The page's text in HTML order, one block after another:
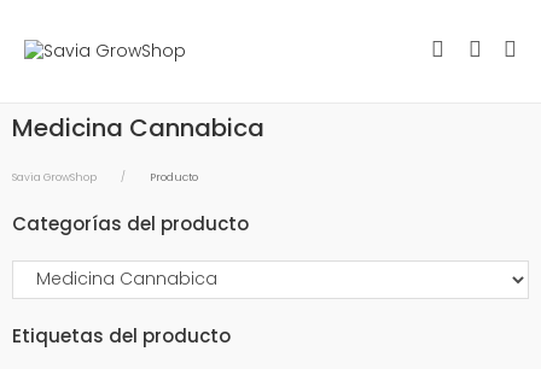
Medicina Cannabica
Savia GrowShop Producto
Categorías del producto
Etiquetas del producto